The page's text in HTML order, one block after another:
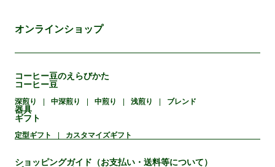
オンラインショップ
コーヒー豆のえらびかた
コーヒー豆
深煎り 中深煎り 中煎り 浅煎り ブレンド
器具
ギフト
定型ギフト カスタマイズギフト
ショッピングガイド（お支払い・送料等について）